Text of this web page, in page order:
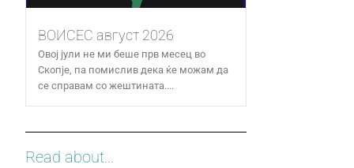
ВОИСЕС август 2026
Овој јули не ми беше прв месец во
Скопје, па помислив дека ќе можам да
се справам со жештината....
Read about...